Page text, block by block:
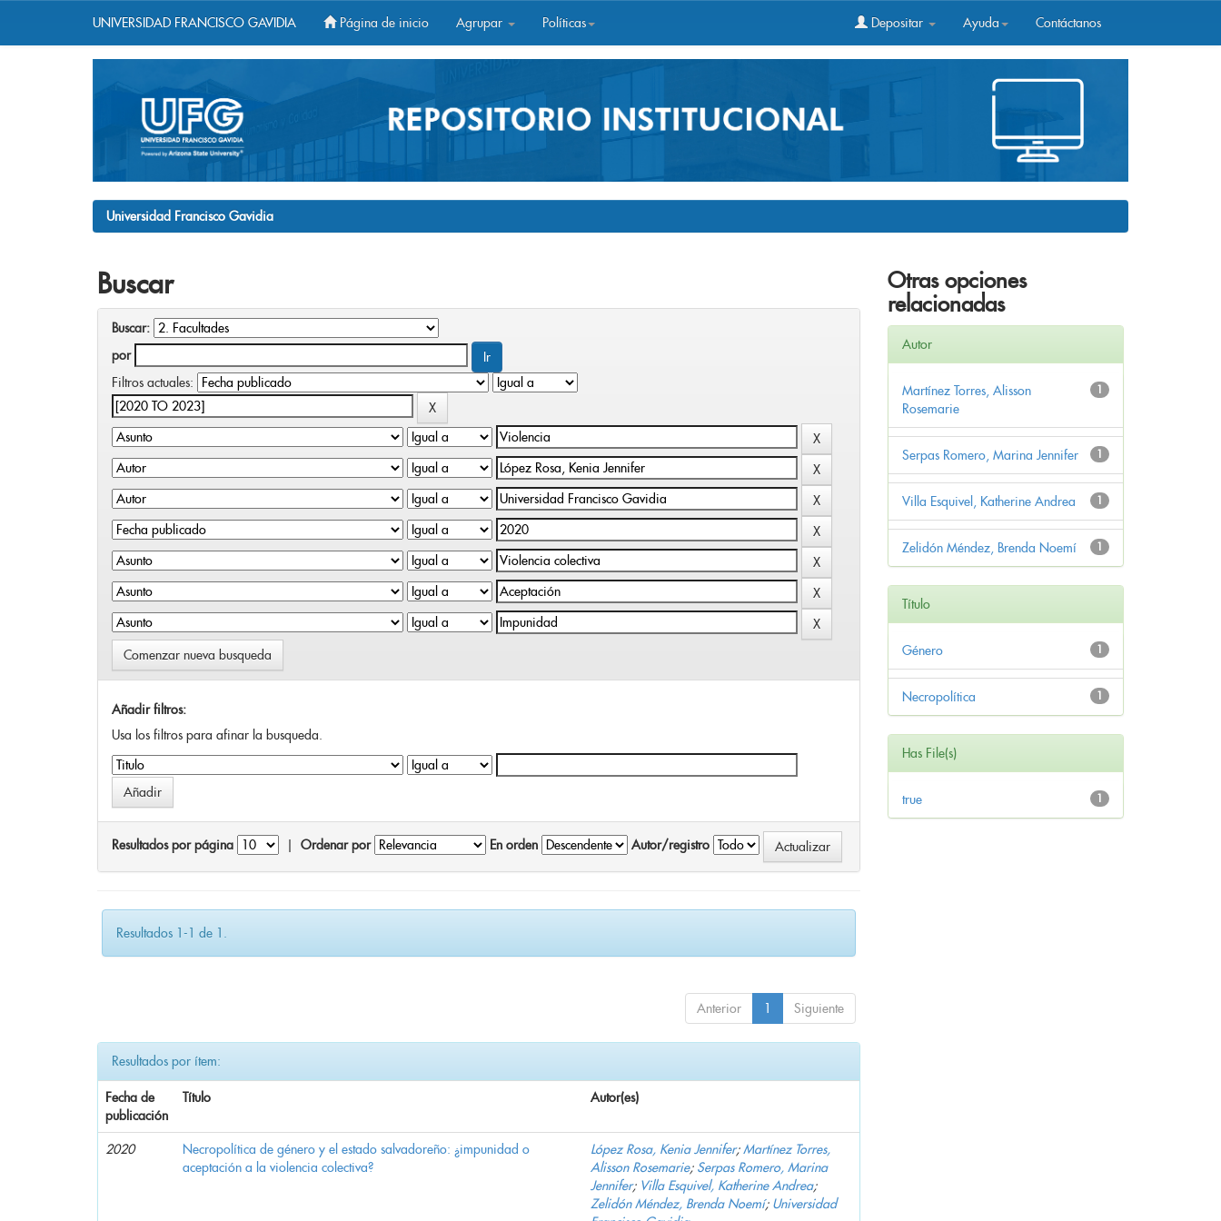
UNIVERSIDAD FRANCISCO GAVIDIA Página de inicio Agrupar Políticas Depositar Ayuda Contáctanos
Universidad Francisco Gavidia
Buscar
Buscar:
por
Filtros actuales:
Comenzar nueva busqueda
Añadir filtros:
Usa los filtros para afinar la busqueda.
Resultados por página Ordenar por En orden Autor/registro
Resultados 1-1 de 1.
Anterior 1 Siguiente
Resultados por ítem:
Fecha de
publicación
Título Autor(es)
2020
Necropolítica de género y el estado salvadoreño: ¿impunidad o
aceptación a la violencia colectiva?
López Rosa, Kenia Jennifer;Martínez Torres,
Alisson Rosemarie; Serpas Romero, Marina
Jennifer; Villa Esquivel, Katherine Andrea;
Zelidón Méndez, Brenda Noemí; Universidad
Otras opciones
relacionadas
Autor
1
Martínez Torres, Alisson
Rosemarie
1
Serpas Romero, Marina Jennifer
1
Villa Esquivel, Katherine Andrea
1
Zelidón Méndez, Brenda Noemí
Título
1
Género
1
Necropolítica
Has File(s)
1
true